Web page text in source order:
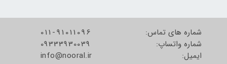
شماره های تماس:
شماره واتساپ:
​​​​​​​ایمیل:
011-91011096
09333930039
info@nooral.ir